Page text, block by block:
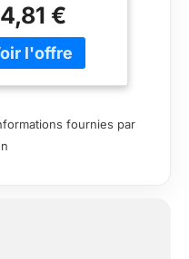
que le robot
pas atteindre
long des
toujours
€
fournies par